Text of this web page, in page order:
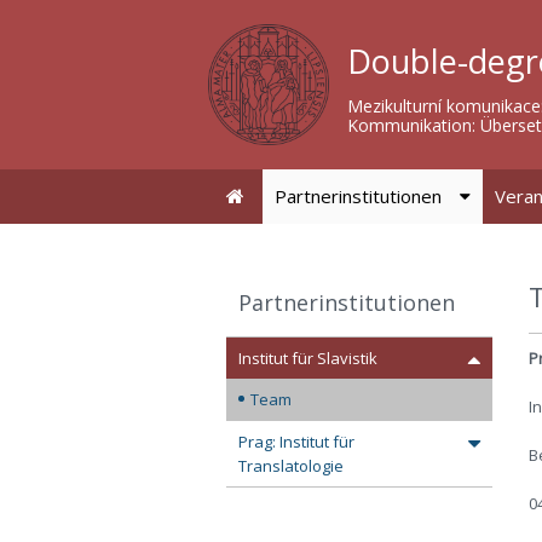
Double-
Mezikulturní
Kommunikation:
Partnerinstitutionen
Institut für Slavistik
Team
Prag: Institut für
Translatologie
Partnerinstitutionen